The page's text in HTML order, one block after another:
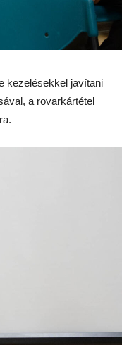
kezelésekkel javítani
a rovarkártétel